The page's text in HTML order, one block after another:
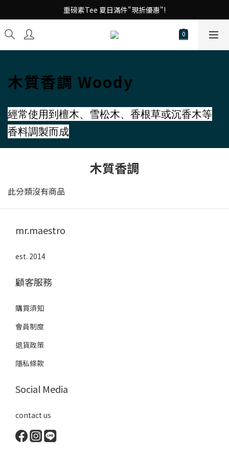
台 港 澳 消費滿千享免運!
重磅素Tee 夏日滿件"現折優惠"!
台 港 澳 消費滿千享免運!
木質香調 Woody
經常使用到檀木、雪松木、香根草或沉香木等
香料調製而成
木質香調
此分類沒有商品
mr.maestro
est. 2014
顧客服務
購買須知
會員制度
退貨政策
隱私條款
Social Media
contact us